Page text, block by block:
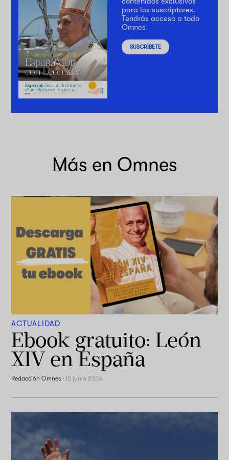
para los suscriptores.
Tendrás acceso a todo
Omnes
SUSCRÍBETE
Más en Omnes
ACTUALIDAD
Ebook gratuito: León
XIV en España
Redacción Omnes ·12 junio 2026